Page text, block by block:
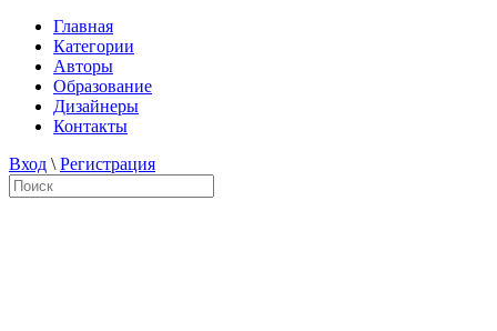
Главная
Категории
Авторы
Образование
Дизайнеры
Контакты
Вход \ Регистрация